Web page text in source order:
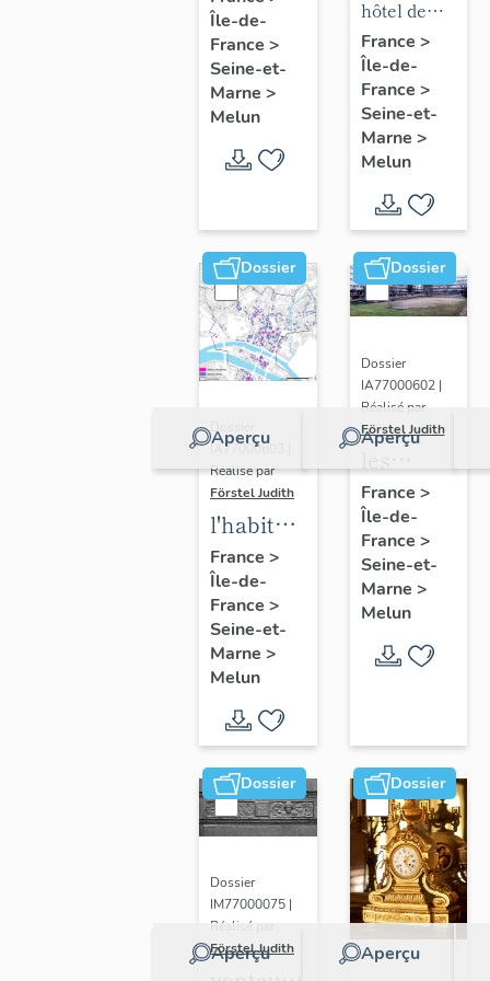
chapelle
de
l'hôpital
puis
hôpital
Île-de-
France >
Seine-et-
Marne >
Melun
mobilier
de l'hôtel
de ville
hôtel de
ville
France >
Île-de-
France >
Seine-et-
Marne >
Melun
Dossier
Aperçu
Dossier
IA77000603 |
Réalisé par
Förstel Judith
l'habitat
à Melun
France >
Île-de-
France >
Seine-et-
Marne >
Melun
Dossier
Aperçu
Dossier
IA77000602 |
Réalisé par
Förstel Judith
écoles
de
Melun
France >
Île-de-
France >
Seine-et-
Marne >
Melun
Dossier
Aperçu
Dossier
IM77000075 |
Réalisé par
Förstel Judith
Dossier
Aperçu